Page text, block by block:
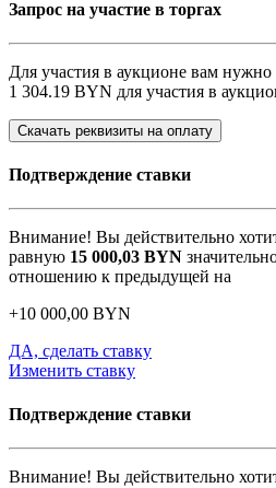
Запрос на участие в торгах
Для участия в аукционе вам нужно
1 304.19 BYN для участия в
Скачать реквизиты на оплату
Подтверждение ставки
Внимание! Вы действительно
равную 15 000,03 BYN
отношению к предыдущей на
+10 000,00 BYN
ДА, сделать ставку
Изменить ставку
Подтверждение ставки
Внимание! Вы действительно